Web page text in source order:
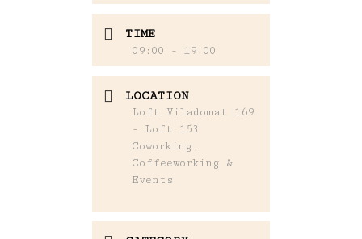
TIME
09:00 - 19:00
LOCATION
Loft Viladomat 169
- Loft 153
Coworking,
Coffeeworking &
Events